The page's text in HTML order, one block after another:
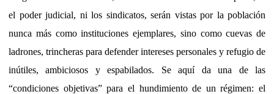
el poder judicial, ni los sindicatos, serán vistas por la población
nunca más como instituciones ejemplares, sino como cuevas de
ladrones, trincheras para defender intereses personales y refugio de
inútiles, ambiciosos y espabilados. Se aquí da una de las
“condiciones objetivas” para el hundimiento de un régimen: el